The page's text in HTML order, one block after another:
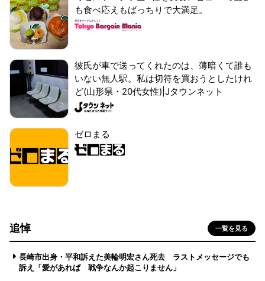
も食べ応えもばっちりで大満足。
彼氏が車で送ってくれたのは、薄暗くて誰も
いない無人駅。私は切符を買おうとしたけれ
ど(山形県・20代女性)|Jタウンネット
ゼロまる
追悼 一覧を見る
長崎市出身・平和訴えた美輪明宏さん死去 ラストメッセージでも
訴え「愛があれば 戦争なんか起こりません」